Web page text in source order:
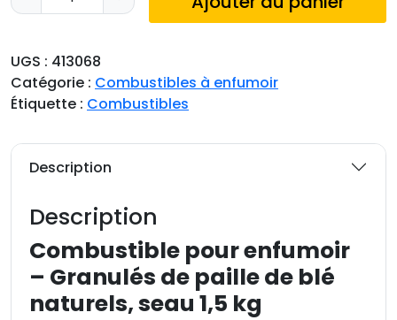
u
n
t
i
UGS : 413068
Catégorie : Combustibles à enfumoir
Étiquette : Combustibles
Description
Description
Combustible pour enfumoir
– Granulés de paille de blé
naturels, seau 1,5 kg